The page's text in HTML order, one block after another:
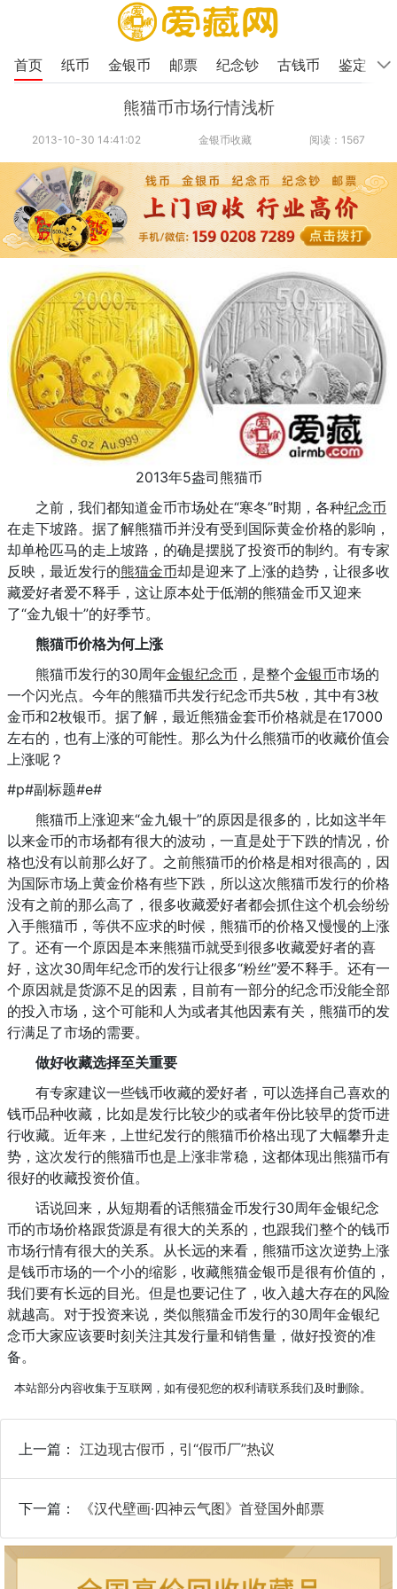
首页 纸币 金银币 邮票 纪念钞 古钱币 鉴定
熊猫币市场行情浅析
2013-10-30 14:41:02 金银币收藏 阅读：1567
2013年5盎司熊猫币
之前，我们都知道金币市场处在“寒冬”时期，各种纪念币
在走下坡路。据了解熊猫币并没有受到国际黄金价格的影响，
却单枪匹马的走上坡路，的确是摆脱了投资币的制约。有专家
反映，最近发行的熊猫金币却是迎来了上涨的趋势，让很多收
藏爱好者爱不释手，这让原本处于低潮的熊猫金币又迎来
了“金九银十”的好季节。
熊猫币价格为何上涨
熊猫币发行的30周年金银纪念币 ，是整个金银币市场的
一个闪光点。今年的熊猫币共发行纪念币共5枚，其中有3枚
金币和2枚银币。据了解，最近熊猫金套币价格就是在17000
左右的，也有上涨的可能性。那么为什么熊猫币的收藏价值会
上涨呢？
#p#副标题#e#
熊猫币上涨迎来“金九银十”的原因是很多的，比如这半年
以来金币的市场都有很大的波动，一直是处于下跌的情况，价
格也没有以前那么好了。之前熊猫币的价格是相对很高的，因
为国际市场上黄金价格有些下跌，所以这次熊猫币发行的价格
没有之前的那么高了，很多收藏爱好者都会抓住这个机会纷纷
入手熊猫币，等供不应求的时候，熊猫币的价格又慢慢的上涨
了。还有一个原因是本来熊猫币就受到很多收藏爱好者的喜
好，这次30周年纪念币的发行让很多“粉丝”爱不释手。还有一
个原因就是货源不足的因素，目前有一部分的纪念币没能全部
的投入市场，这个可能和人为或者其他因素有关，熊猫币的发
行满足了市场的需要。
做好收藏选择至关重要
有专家建议一些钱币收藏的爱好者，可以选择自己喜欢的
钱币品种收藏，比如是发行比较少的或者年份比较早的货币进
行收藏。近年来，上世纪发行的熊猫币价格出现了大幅攀升走
势，这次发行的熊猫币也是上涨非常稳，这都体现出熊猫币有
很好的收藏投资价值。
话说回来，从短期看的话熊猫金币发行30周年金银纪念
币的市场价格跟货源是有很大的关系的，也跟我们整个的钱币
市场行情有很大的关系。从长远的来看，熊猫币这次逆势上涨
是钱币市场的一个小的缩影，收藏熊猫金银币是很有价值的，
我们要有长远的目光。但是也要记住了，收入越大存在的风险
就越高。对于投资来说，类似熊猫金币发行的30周年金银纪
念币大家应该要时刻关注其发行量和销售量，做好投资的准
备。
本站部分内容收集于互联网，如有侵犯您的权利请联系我们及时删除。
上一篇： 江边现古假币，引“假币厂”热议
下一篇： 《汉代壁画·四神云气图》首登国外邮票